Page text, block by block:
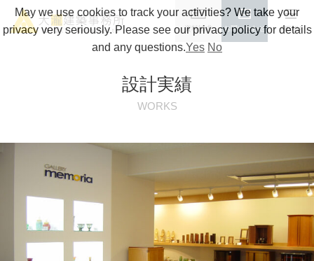
資料請求 お問い合わせ MENU
設計実績
WORKS
May we use cookies to track your activities? We take your
privacy very seriously. Please see our privacy policy for details
and any questions.Yes No